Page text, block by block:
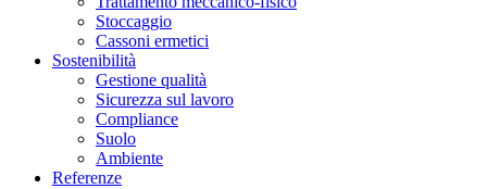
Stoccaggio
Cassoni ermetici
Sostenibilità
Gestione qualità
Sicurezza sul lavoro
Compliance
Suolo
Ambiente
Referenze